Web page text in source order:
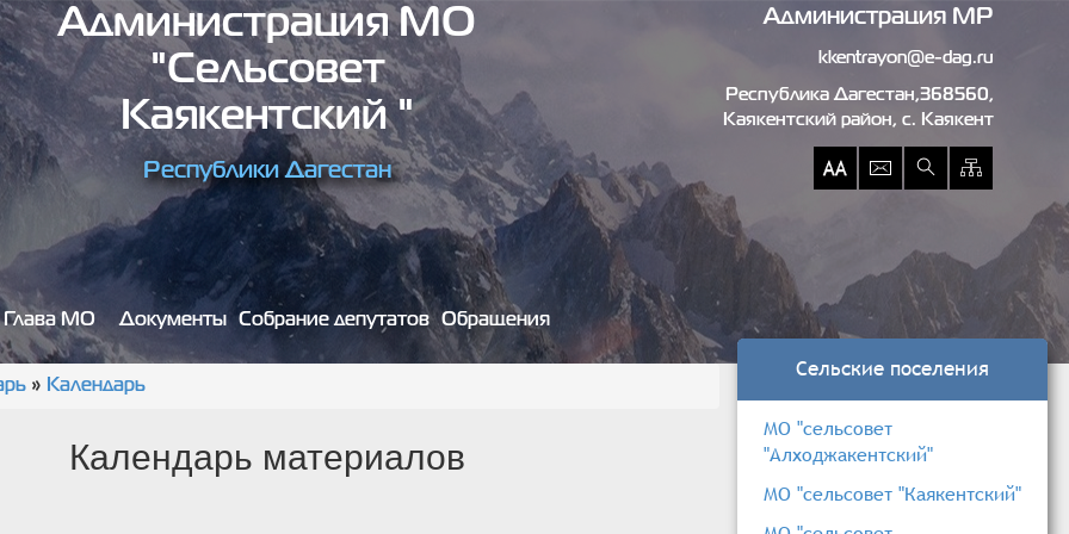
Администрация МО
"сельсовет
Каякентский "
Республики Дагестан
Администрация МР
kkentrayon@e-dag.ru
Республика Дагестан,368560,
Каякентский район, c. Каякент
Глава МО Документы Собрание депутатов Обращения
» Календарь
Календарь материалов
Сельские поселения
МО "сельсовет
"Алходжакентский"
МО "сельсовет "Каякентский"